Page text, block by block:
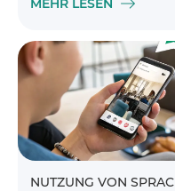
MEHR LESEN
NUTZUNG VON